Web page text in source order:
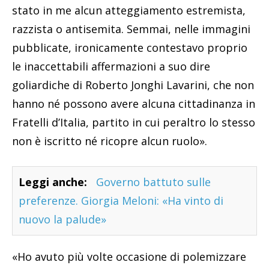
stato in me alcun atteggiamento estremista,
razzista o antisemita. Semmai, nelle immagini
pubblicate, ironicamente contestavo proprio
le inaccettabili affermazioni a suo dire
goliardiche di Roberto Jonghi Lavarini, che non
hanno né possono avere alcuna cittadinanza in
Fratelli d’Italia, partito in cui peraltro lo stesso
non è iscritto né ricopre alcun ruolo».
Leggi anche:
Governo battuto sulle
preferenze. Giorgia Meloni: «Ha vinto di
nuovo la palude»
«Ho avuto più volte occasione di polemizzare